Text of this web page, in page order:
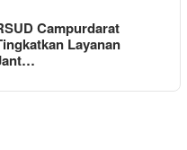
Campurdarat
Layanan